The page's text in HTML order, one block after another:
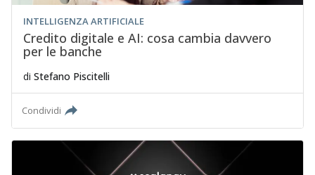
INTELLIGENZA ARTIFICIALE
Credito digitale e AI: cosa cambia davvero
per le banche
di Stefano Piscitelli
Condividi